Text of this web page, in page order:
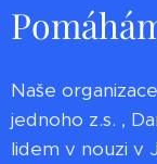
Naše
jednoho z.s. ,
lidem v nouzi v